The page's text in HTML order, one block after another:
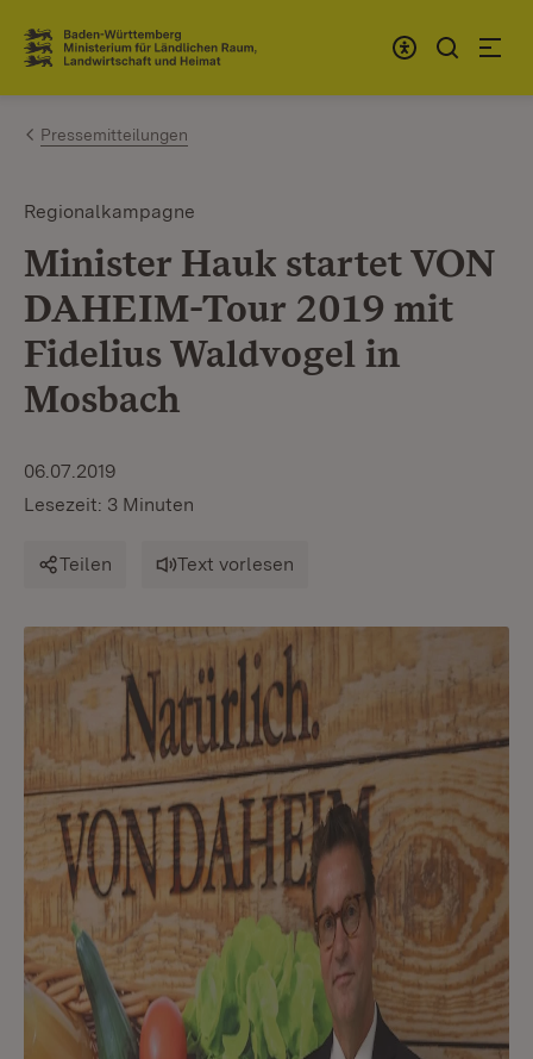
Zum Inhalt springen
Link zur Startseite
Pressemitteilungen
Regionalkampagne
Minister Hauk startet VON
DAHEIM-Tour 2019 mit
Fidelius Waldvogel in
Mosbach
06.07.2019
Lesezeit: 3 Minuten
Teilen Text vorlesen